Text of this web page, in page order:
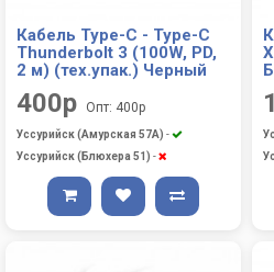
Кабель Type-C - Type-C
Thunderbolt 3 (100W, PD,
2 м) (тех.упак.) Черный
400р Опт: 400р
Уссурийск (Амурская 57А) -
Уссурийск (Блюхера 51) -